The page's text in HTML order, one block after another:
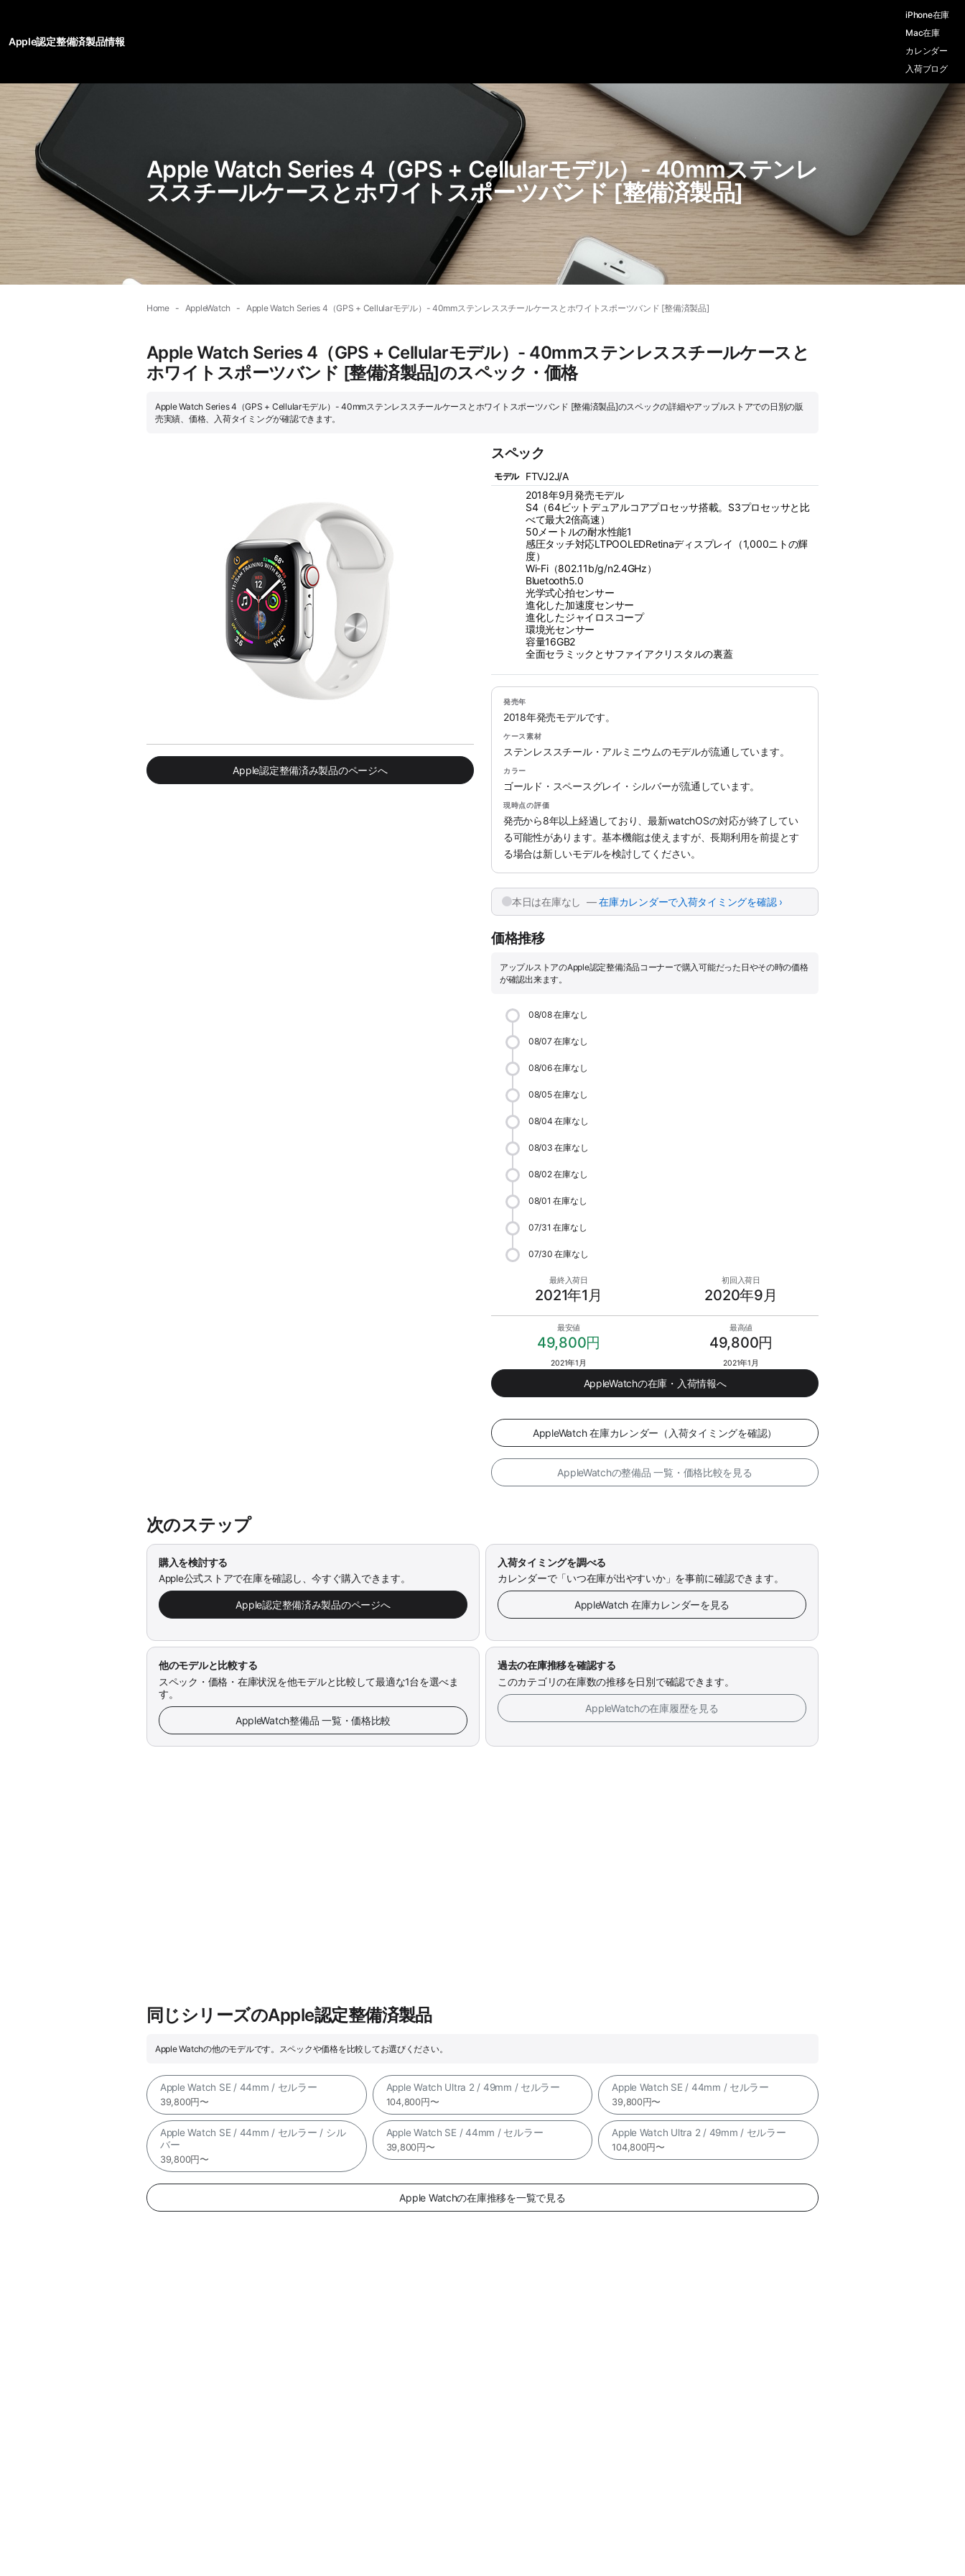
Apple認定整備済製品情報
iPhone在庫
Mac在庫
カレンダー
入荷ブログ
Apple Watch Series 4（GPS + Cellularモデル）- 40mmステンレ
ススチールケースとホワイトスポーツバンド [整備済製品]
Home AppleWatch Apple Watch Series 4（GPS + Cellularモデル）- 40mmステンレススチールケースとホワイトスポーツバンド [整備済製品]
Apple Watch Series 4（GPS + Cellularモデル）- 40mmステンレススチールケースと
ホワイトスポーツバンド [整備済製品]のスペック・価格
Apple Watch Series 4（GPS + Cellularモデル）- 40mmステンレススチールケースとホワイトスポーツバンド [整備済製品]のスペックの詳細やアップルストアでの日別の販
売実績、価格、入荷タイミングが確認できます。
Apple認定整備済み製品のページへ
スペック
モデル
FTVJ2J/A
2018年9月発売モデル
S4（64ビットデュアルコアプロセッサ搭載。S3プロセッサと比
べて最大2倍高速）
50メートルの耐水性能1
感圧タッチ対応LTPOOLEDRetinaディスプレイ（1,000ニトの輝
度）
Wi-Fi（802.11b/g/n2.4GHz）
Bluetooth5.0
光学式心拍センサー
進化した加速度センサー
進化したジャイロスコープ
環境光センサー
容量16GB2
全面セラミックとサファイアクリスタルの裏蓋
発売年
2018年発売モデルです。
ケース素材
ステンレススチール・アルミニウムのモデルが流通しています。
カラー
ゴールド・スペースグレイ・シルバーが流通しています。
現時点の評価
発売から8年以上経過しており、最新watchOSの対応が終了してい
る可能性があります。基本機能は使えますが、長期利用を前提とす
る場合は新しいモデルを検討してください。
本日は在庫なし —在庫カレンダーで入荷タイミングを確認 ›
価格推移
アップルストアのApple認定整備済品コーナーで購入可能だった日やその時の価格
が確認出来ます。
08/08在庫なし
08/07在庫なし
08/06在庫なし
08/05在庫なし
08/04 在庫なし
08/03 在庫なし
08/02在庫なし
08/01 在庫なし
07/31 在庫なし
07/30 在庫なし
最終入荷日
2021年1月
初回入荷日
2020年9月
最安値
49,800円
2021年1月
最高値
49,800円
2021年1月
AppleWatchの在庫・入荷情報へ
AppleWatch 在庫カレンダー（入荷タイミングを確認）
AppleWatchの整備品 一覧・価格比較を見る
次のステップ
購入を検討する
Apple公式ストアで在庫を確認し、今すぐ購入できます。
Apple認定整備済み製品のページへ
入荷タイミングを調べる
カレンダーで「いつ在庫が出やすいか」を事前に確認できます。
AppleWatch 在庫カレンダーを見る
他のモデルと比較する
スペック・価格・在庫状況を他モデルと比較して最適な1台を選べま
す。
AppleWatch整備品 一覧・価格比較
過去の在庫推移を確認する
このカテゴリの在庫数の推移を日別で確認できます。
AppleWatchの在庫履歴を見る
同じシリーズのApple認定整備済製品
Apple Watchの他のモデルです。スペックや価格を比較してお選びください。
Apple Watch SE / 44mm / セルラー
39,800円〜
Apple Watch Ultra 2 / 49mm / セルラー
104,800円〜
Apple Watch SE / 44mm / セルラー
39,800円〜
Apple Watch SE / 44mm / セルラー / シル
バー
39,800円〜
Apple Watch SE / 44mm / セルラー
39,800円〜
Apple Watch Ultra 2 / 49mm / セルラー
104,800円〜
Apple Watchの在庫推移を一覧で見る